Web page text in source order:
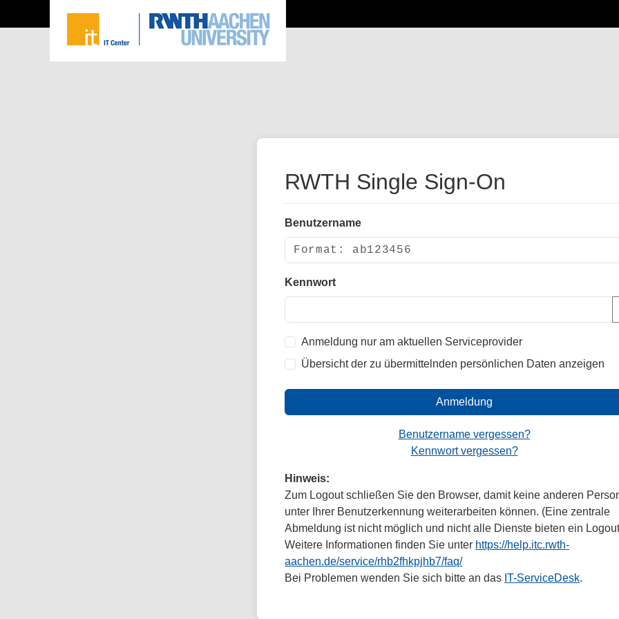
RWTH Single Sign-On
Benutzername
Kennwort
Anmeldung nur am aktuellen Serviceprovider
Übersicht der zu übermittelnden persönlichen Daten anzeigen
Anmeldung
Benutzername vergessen?
Kennwort vergessen?
Hinweis:
Zum Logout schließen Sie den Browser, damit keine anderen
unter Ihrer Benutzerkennung weiterarbeiten können. (Eine zentrale
Abmeldung ist nicht möglich und nicht alle Dienste bieten ein
Weitere Informationen finden Sie unter https://help.itc.rwth-
aachen.de/service/rhb2fhkpjhb7/faq/
Bei Problemen wenden Sie sich bitte an das IT-ServiceDesk.